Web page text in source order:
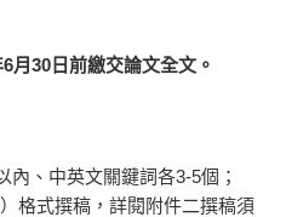
月30日前繳交論文全文。
內、中英文關鍵詞各3-5個；
格式撰稿，詳閱附件二撰稿須